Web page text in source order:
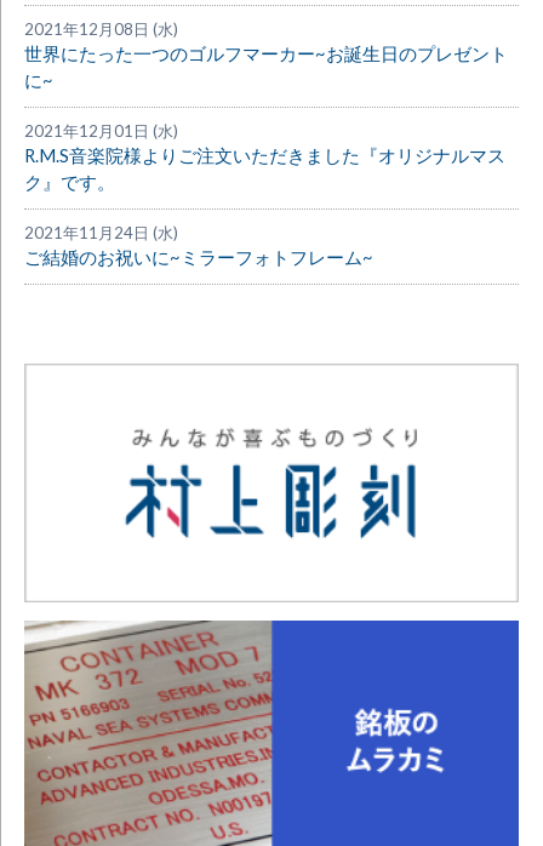
2021年12月08日 (水)
世界にたった一つのゴルフマーカー~お誕生日のプレゼント
に~
2021年12月01日 (水)
R.M.S音楽院様よりご注文いただきました『オリジナルマス
ク』です。
2021年11月24日 (水)
ご結婚のお祝いに~ミラーフォトフレーム~